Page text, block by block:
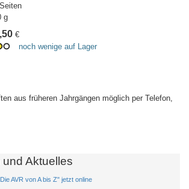
g
€
noch wenige auf Lager
aus früheren Jahrgängen möglich per Telefon,
Aktuelles
AVR von A bis Z" jetzt online